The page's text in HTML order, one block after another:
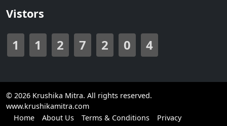
Vistors
1 1 2 7 2 0 4
© 2026 Krushika Mitra. All rights reserved.
www.krushikamitra.com
Home
About Us Terms & Conditions
Privacy